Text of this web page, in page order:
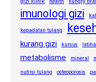
gizi klinik health hungry
imunologi gizi
kepadatan tulang
kurang gizi kursus
metabolisme
mineral
nutrisi tulang osteoporosis